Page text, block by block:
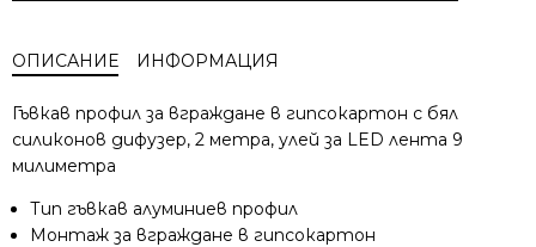
профил
LED
лента
Aca
P121FL
ОПИСАНИЕ ИНФОРМАЦИЯ
Гъвкав профил за вграждане в гипсокартон с бял
силиконов дифузер, 2 метра, улей за LED лента 9
милиметра
Тип гъвкав алуминиев профил
Монтаж за вграждане в гипсокартон